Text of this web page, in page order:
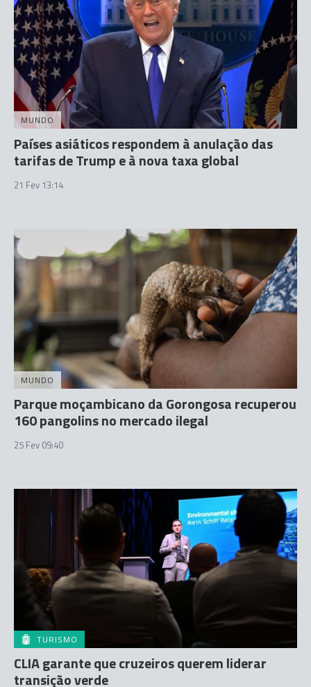
MUNDO
Países asiáticos respondem à anulação das
tarifas de Trump e à nova taxa global
21 Fev 13:14
MUNDO
Parque moçambicano da Gorongosa recuperou
160 pangolins no mercado ilegal
25 Fev 09:40
TURISMO
CLIA garante que cruzeiros querem liderar
transição verde